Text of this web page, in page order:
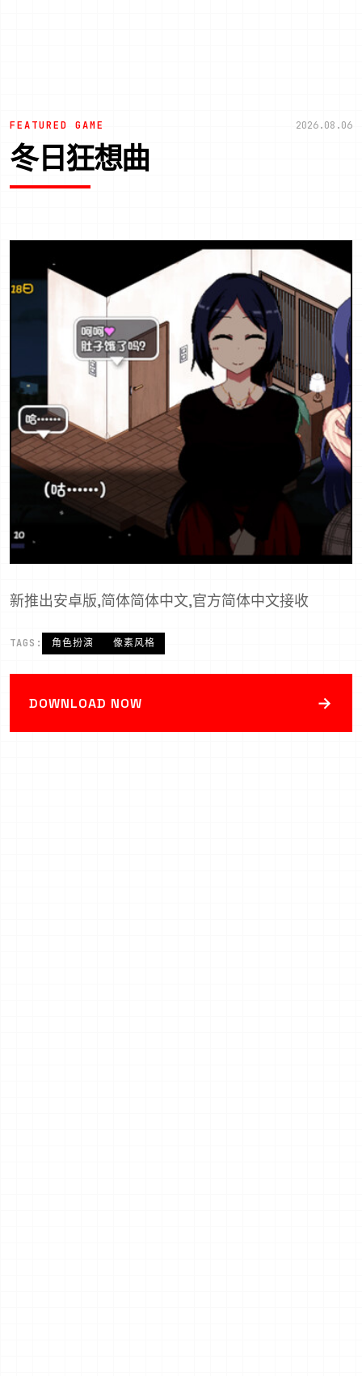
FEATURED GAME 2026.08.06
冬日狂想曲
新推出安卓版,简体简体中文,官方简体中文接收
TAGS: 角色扮演 像素风格
DOWNLOAD NOW →